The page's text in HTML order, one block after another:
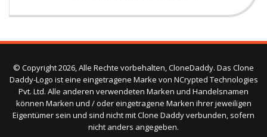
© Copyright 2026, Alle Rechte vorbehalten, CloneDaddy. Das Clone
Daddy-Logo ist eine eingetragene Marke von NCrypted Technologies
Pvt. Ltd. Alle anderen verwendeten Marken und Handelsnamen
können Marken und / oder eingetragene Marken ihrer jeweiligen
Eigentümer sein und sind nicht mit Clone Daddy verbunden, sofern
nicht anders angegeben.